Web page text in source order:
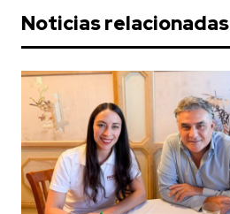
Noticias relacionadas